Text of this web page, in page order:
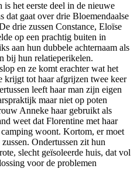
het eerste deel in de nieuwe
dat gaat over drie Bloemendaalse
drie zussen Constance, Eloïse
op een prachtig buiten in
aan hun dubbele achternaam als
bij hun relatieperikelen.
en ze komt erachter wat het
tot haar afgrijzen twee keer
leeft haar man zijn eigen
maar niet op poten
Anneke haar gebruikt als
weet dat Florentine met haar
woont. Kortom, er moet
Ondertussen zit hun
slecht geïsoleerde huis, dat vol
voor de problemen